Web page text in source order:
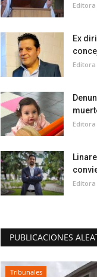
Editora
Ex
Editora
Editora
Editora
PUBLICACIONES
Tribunales